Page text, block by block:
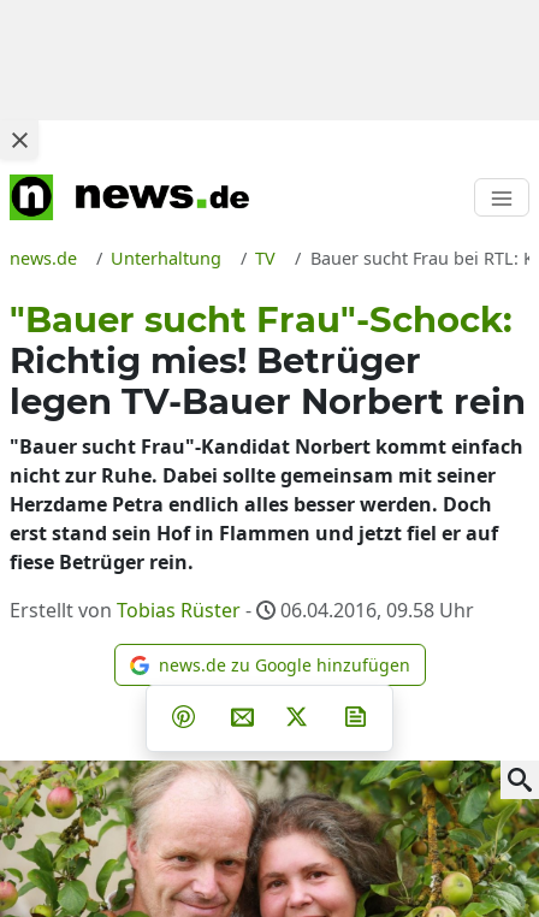
news.de Unterhaltung TV Bauer sucht Frau bei RTL:
"Bauer sucht Frau"-Schock:
Richtig mies! Betrüger
legen TV-Bauer Norbert rein
"Bauer sucht Frau"-Kandidat Norbert kommt einfach
nicht zur Ruhe. Dabei sollte gemeinsam mit seiner
Herzdame Petra endlich alles besser werden. Doch
erst stand sein Hof in Flammen und jetzt fiel er auf
fiese Betrüger rein.
Erstellt von Tobias Rüster- 06.04.2016, 09.58 Uhr
news.de zu Google
news.de zu Google hinzufügen
Teilen auf Facebook
Teilen auf Whatsapp
Teilen auf Telegram
Teilen auf Pinterest
Per E-Mail teilen
Post auf X